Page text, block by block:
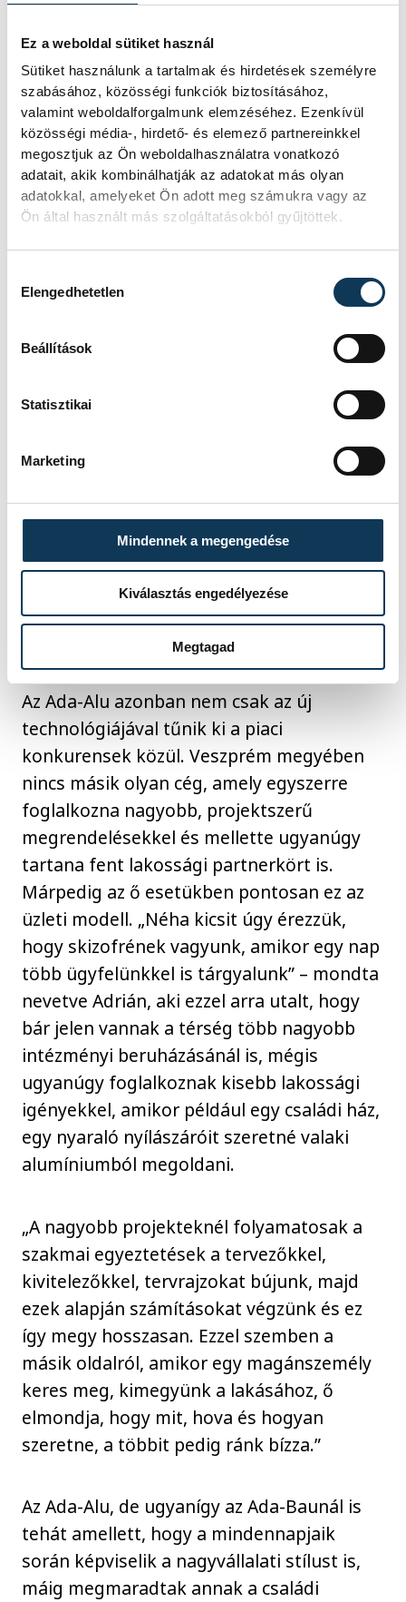
Ez a weboldal sütiket használ
Sütiket használunk a tartalmak és hirdetések személyre
szabásához, közösségi funkciók biztosításához,
valamint weboldalforgalmunk elemzéséhez. Ezenkívül
közösségi média-, hirdető- és elemező partnereinkkel
megosztjuk az Ön weboldalhasználatra vonatkozó
adatait, akik kombinálhatják az adatokat más olyan
adatokkal, amelyeket Ön adott meg számukra vagy az
Ön által használt más szolgáltatásokból gyűjtöttek.
Elengedhetetlen
Beállítások
Statisztikai
Marketing
Mindennek a megengedése
Kiválasztás engedélyezése
Megtagad
„A kérdést meg lehet közelíteni két
irányból. Egyrészről esztétikai
szempontból, másrészről az alumínium-
technológia előnyei részéről is. Újabban
nagy divatnak örvend a minimalista stílus,
a letisztult, filigrán és modern külső egy
épületen, ami erőt sugároz. Ezt az
alumíniummal tökéletesen meg lehet
valósítani. Másrészről pedig ezek a
nyílászárók sokkal időtállóbak, jobban
ellenállnak az erős UVB-sugárzásnak és
Az Ada-Alu azonban nem csak az új
technológiájával tűnik ki a piaci
konkurensek közül. Veszprém megyében
nincs másik olyan cég, amely egyszerre
foglalkozna nagyobb, projektszerű
megrendelésekkel és mellette ugyanúgy
tartana fent lakossági partnerkört is.
Márpedig az ő esetükben pontosan ez az
üzleti modell. „Néha kicsit úgy érezzük,
hogy skizofrének vagyunk, amikor egy nap
több ügyfelünkkel is tárgyalunk” – mondta
nevetve Adrián, aki ezzel arra utalt, hogy
bár jelen vannak a térség több nagyobb
intézményi beruházásánál is, mégis
ugyanúgy foglalkoznak kisebb lakossági
igényekkel, amikor például egy családi ház,
egy nyaraló nyílászáróit szeretné valaki
alumíniumból megoldani.
„A nagyobb projekteknél folyamatosak a
szakmai egyeztetések a tervezőkkel,
kivitelezőkkel, tervrajzokat bújunk, majd
ezek alapján számításokat végzünk és ez
így megy hosszasan. Ezzel szemben a
másik oldalról, amikor egy magánszemély
keres meg, kimegyünk a lakásához, ő
elmondja, hogy mit, hova és hogyan
szeretne, a többit pedig ránk bízza.”
Az Ada-Alu, de ugyanígy az Ada-Baunál is
tehát amellett, hogy a mindennapjaik
során képviselik a nagyvállalati stílust is,
máig megmaradtak annak a családi